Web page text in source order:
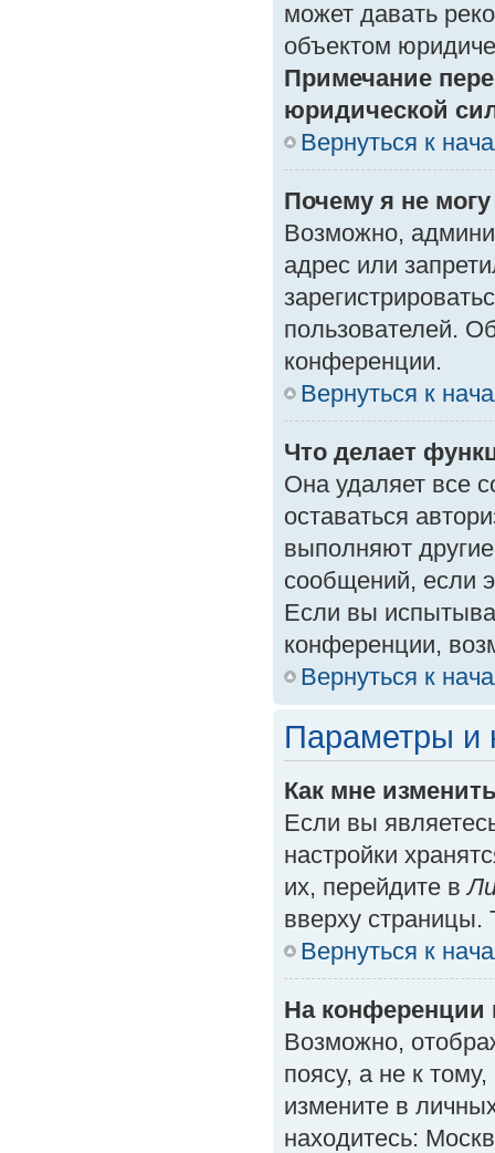
может давать
объектом
Примечание
юридической
Вернуться к
Почему я не
Возможно,
адрес или
пользователей.
конференции.
Вернуться к
Что делает
Она удаляет все
оставаться
выполняют
сообщений, если
Если вы
конференции,
Вернуться к
Параметры и
Как мне
Если вы
настройки
их, перейдите в
вверху страницы.
Вернуться к
На конференции
Возможно,
поясу, а не к
измените в
находитесь: